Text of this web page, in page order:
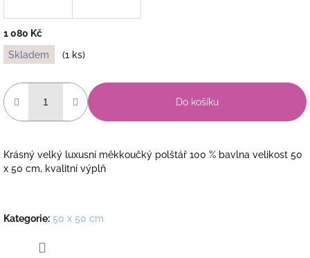
1 080 Kč
Měrná
cena:
Skladem (1 ks)
Do košíku
Krásný velký luxusní měkkoučký polštář 100 % bavlna velikost 50
x 50 cm, kvalitní výplň
Kategorie: 50 x 50 cm